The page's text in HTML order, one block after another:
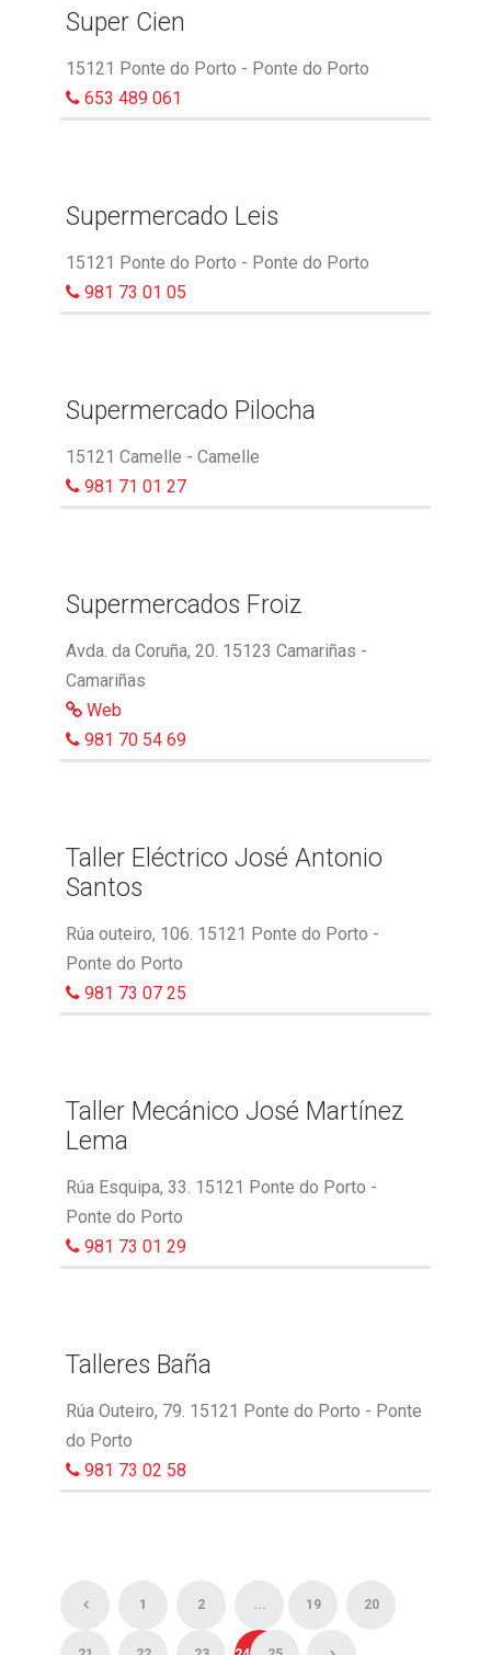
Super Cien
15121 Ponte do Porto - Ponte do Porto
653 489 061
Supermercado Leis
15121 Ponte do Porto - Ponte do Porto
981 73 01 05
Supermercado Pilocha
15121 Camelle - Camelle
981 71 01 27
Supermercados Froiz
Avda. da Coruña, 20. 15123 Camariñas -
Camariñas
Web
981 70 54 69
Taller Eléctrico José Antonio
Santos
Rúa outeiro, 106. 15121 Ponte do Porto -
Ponte do Porto
981 73 07 25
Taller Mecánico José Martínez
Lema
Rúa Esquipa, 33. 15121 Ponte do Porto -
Ponte do Porto
981 73 01 29
Talleres Baña
Rúa Outeiro, 79. 15121 Ponte do Porto - Ponte
do Porto
981 73 02 58
1 2 ... 19 20